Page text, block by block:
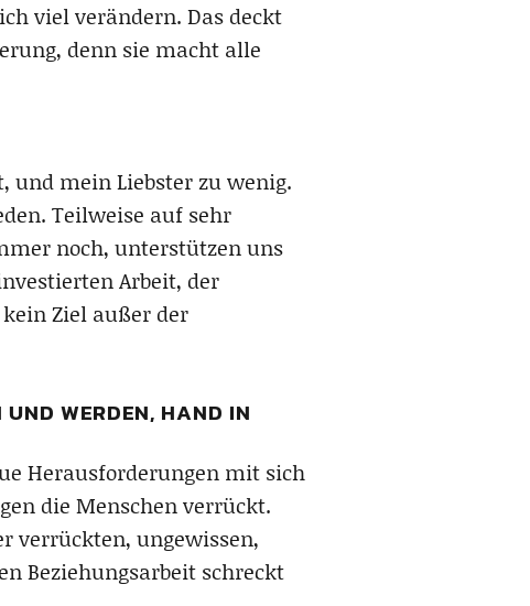
viel verändern. Das deckt
denn sie macht alle
und mein Liebster zu wenig.
Teilweise auf sehr
noch, unterstützen uns
Arbeit, der
Ziel außer der
UND WERDEN, HAND IN
Herausforderungen mit sich
die Menschen verrückt.
verrückten, ungewissen,
Beziehungsarbeit schreckt